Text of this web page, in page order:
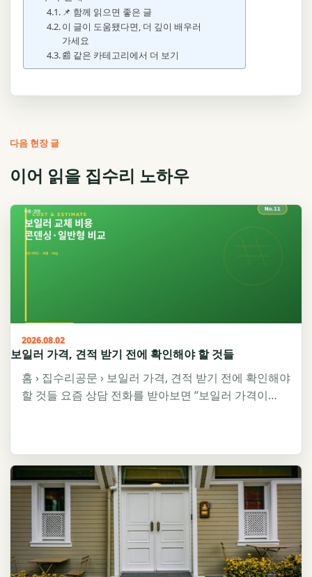
📌 함께 읽으면 좋은 글
이 글이 도움됐다면, 더 깊이 배우러
가세요
📰 같은 카테고리에서 더 보기
다음 현장 글
이어 읽을 집수리 노하우
2026.08.02
보일러 가격, 견적 받기 전에 확인해야 할 것들
홈 › 집수리공문 › 보일러 가격, 견적 받기 전에 확인해야
할 것들 요즘 상담 전화를 받아보면 “보일러 가격이…